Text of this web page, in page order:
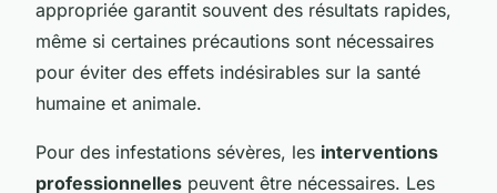
appropriée garantit souvent des résultats rapides,
même si certaines précautions sont nécessaires
pour éviter des effets indésirables sur la santé
humaine et animale.
Pour des infestations sévères, les interventions
professionnelles peuvent être nécessaires. Les